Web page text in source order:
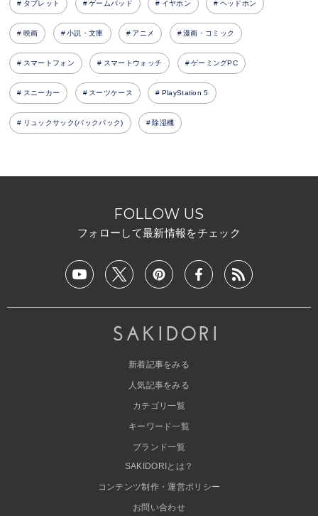
タブレット ゲームパッド イヤホン ヘッドホン
映画 小説・文庫 アニメ 漫画・コミック
スマートフォン スマートウォッチ ゲーミングPC
スニーカー スーツケース PlayStation 5
リュックサック(バックパック) 除湿機
FOLLOW US
フォローして最新情報をチェック
新着記事をみる
人気記事をみる
カテゴリ一覧
キーワード一覧
ブランド一覧
SAKIDORIとは？
コンテンツ制作・運営ポリシー
お問い合わせ